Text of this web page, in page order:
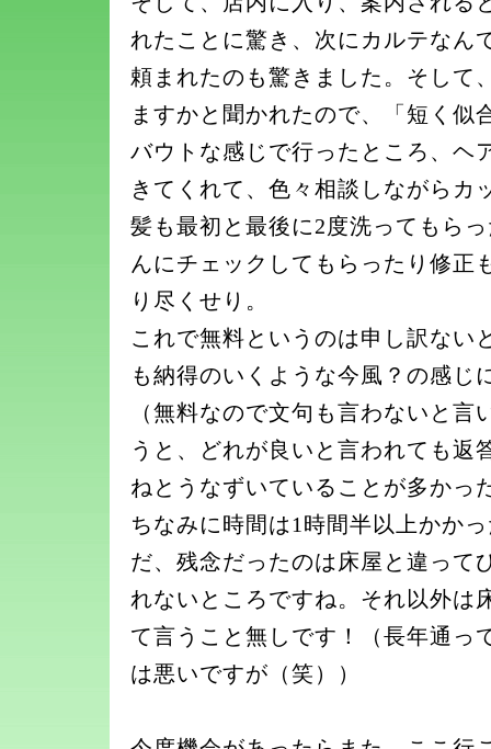
れたことに驚き、次にカルテなん
頼まれたのも驚きました。そして
ますかと聞かれたので、「短く
バウトな感じで行ったところ、ヘ
きてくれて、色々相談しながらカ
髪も最初と最後に2度洗ってもら
んにチェックしてもらったり修正
り尽くせり。
これで無料というのは申し訳ない
も納得のいくような今風？の感じ
（無料なので文句も言わないと言
うと、どれが良いと言われても返
ねとうなずいていることが多かっ
ちなみに時間は1時間半以上かか
だ、残念だったのは床屋と違って
れないところですね。それ以外は
て言うこと無しです！（長年通っ
は悪いですが（笑））